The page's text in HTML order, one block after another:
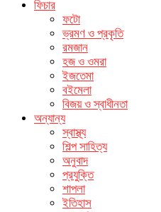
ফিচার
ফটো
ভ্রমণ ও প্রকৃতি
রমজান
হজ ও ওমরা
ইজতেমা
বইমেলা
বিজয় ও স্বাধীনতা
অন্যান্য
স্বাস্থ্য
শিল্প সাহিত্য
অনুবাদ
প্রযুক্তি
শাপলা
ইতিহাস